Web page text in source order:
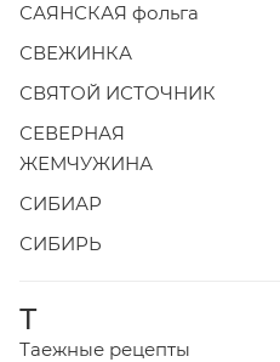
САЯНСКАЯ фольга
СВЕЖИНКА
СВЯТОЙ ИСТОЧНИК
СЕВЕРНАЯ
ЖЕМЧУЖИНА
СИБИАР
СИБИРЬ
Т
Таежные рецепты